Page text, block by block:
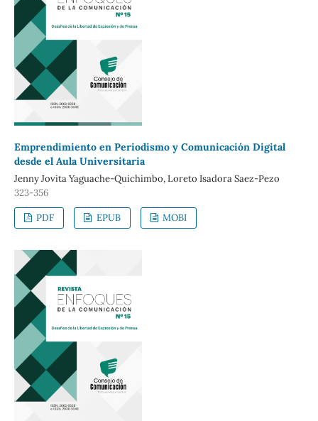
Emprendimiento en Periodismo y Comunicación Digital
desde el Aula Universitaria
Jenny Jovita Yaguache-Quichimbo, Loreto Isadora Saez-Pezo
323-356
PDF EPUB MOBI